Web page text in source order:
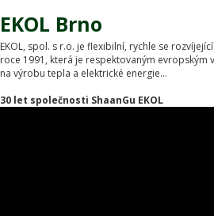
EKOL Brno
EKOL, spol. s r.o. je flexibilní, rychle se
roce 1991, která je respektovaným
na výrobu tepla a elektrické energie...
30 let společnosti ShaanGu EKOL